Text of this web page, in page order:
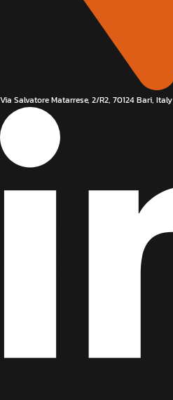
Via Salvatore Matarrese, 2/R2, 70124 Bari, Italy